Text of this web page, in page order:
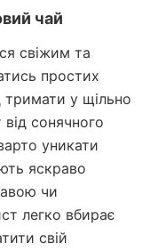
чай
свіжим та
простих
тримати у щільно
сонячного
уникати
яскраво
чи
легко вбирає
свій